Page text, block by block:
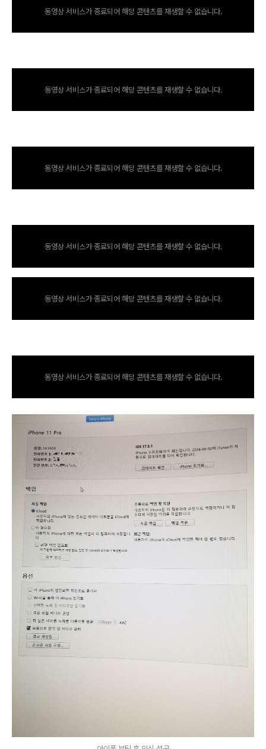
동영상 서비스가 종료되어 해당 콘텐츠를 재생할 수 없습니다.
동영상 서비스가 종료되어 해당 콘텐츠를 재생할 수 없습니다.
동영상 서비스가 종료되어 해당 콘텐츠를 재생할 수 없습니다.
동영상 서비스가 종료되어 해당 콘텐츠를 재생할 수 없습니다.
동영상 서비스가 종료되어 해당 콘텐츠를 재생할 수 없습니다.
동영상 서비스가 종료되어 해당 콘텐츠를 재생할 수 없습니다.